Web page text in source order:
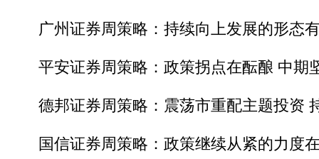
广州证券周策略：持续向上发展的形态
平安证券周策略：政策拐点在酝酿 中期
德邦证券周策略：震荡市重配主题投资
国信证券周策略：政策继续从紧的力度